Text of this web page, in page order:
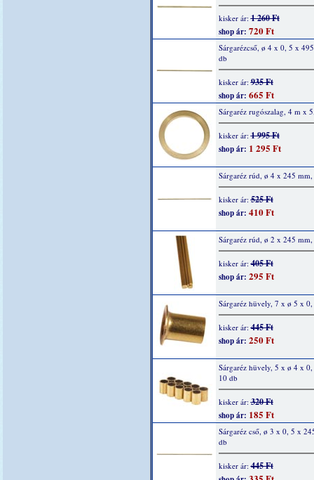
kisker ár:1 260 Ft
shop ár: 720 Ft
Sárgarézcső, ø 4 x 0, 5 x
db
kisker ár:935 Ft
shop ár: 665 Ft
Sárgaréz rugószalag, 4 m x
kisker ár:1 995 Ft
shop ár: 1 295 Ft
Sárgaréz rúd, ø 4 x 245
kisker ár:525 Ft
shop ár: 410 Ft
Sárgaréz rúd, ø 2 x 245
kisker ár:405 Ft
shop ár: 295 Ft
Sárgaréz hüvely, 7 x ø 5 x
kisker ár:445 Ft
shop ár: 250 Ft
Sárgaréz hüvely, 5 x ø 4 x
10 db
kisker ár:320 Ft
shop ár: 185 Ft
Sárgaréz cső, ø 3 x 0, 5 x
db
kisker ár:445 Ft